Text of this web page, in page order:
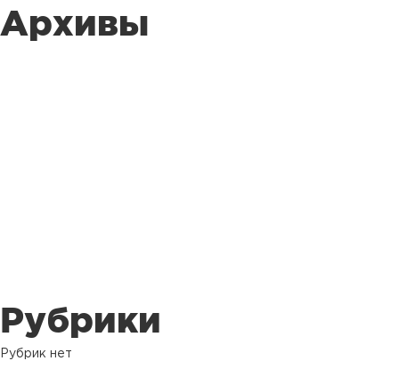
Архивы
Рубрики
Рубрик нет